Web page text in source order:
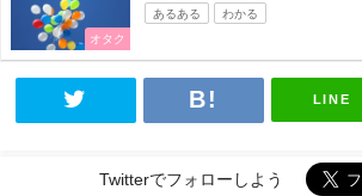
オタク
あるある わかる
LINE
Twitterでフォローしよう